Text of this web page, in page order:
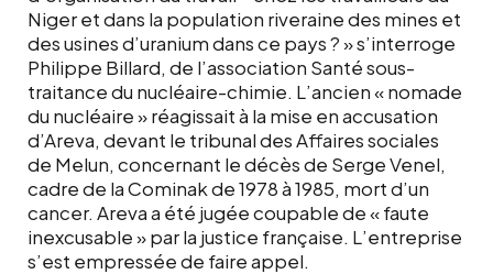
Niger et dans la population riveraine des mines et
des usines d’uranium dans ce pays ? » s’interroge
Philippe Billard, de l’association Santé sous-
traitance du nucléaire-chimie. L’ancien « nomade
du nucléaire » réagissait à la mise en accusation
d’Areva, devant le tribunal des Affaires sociales
de Melun, concernant le décès de Serge Venel,
cadre de la Cominak de 1978 à 1985, mort d’un
cancer. Areva a été jugée coupable de « faute
inexcusable » par la justice française. L’entreprise
s’est empressée de faire appel.